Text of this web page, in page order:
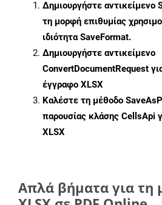
Δημιουργήστε αντικείμενο
τη μορφή επιθυμίας
ιδιότηταSaveFormat.
Δημιουργήστε αντικείμενο
ConvertDocumentRequest
έγγραφο XLSX
Καλέστε τη μέθοδο
παρουσίας κλάσης CellsApi
XLSX
Απλά βήματα για τη